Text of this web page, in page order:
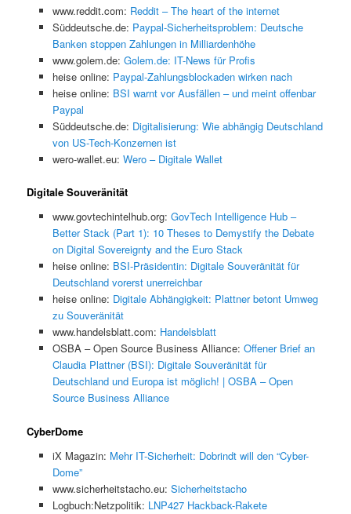
www.reddit.com: Reddit – The heart of the internet
Süddeutsche.de: Paypal-Sicherheitsproblem: Deutsche
Banken stoppen Zahlungen in Milliardenhöhe
www.golem.de: Golem.de: IT-News für Profis
heise online: Paypal-Zahlungsblockaden wirken nach
heise online: BSI warnt vor Ausfällen – und meint offenbar
Paypal
Süddeutsche.de: Digitalisierung: Wie abhängig Deutschland
von US-Tech-Konzernen ist
wero-wallet.eu: Wero – Digitale Wallet
Digitale Souveränität
www.govtechintelhub.org: GovTech Intelligence Hub –
Better Stack (Part 1): 10 Theses to Demystify the Debate
on Digital Sovereignty and the Euro Stack
heise online: BSI-Präsidentin: Digitale Souveränität für
Deutschland vorerst unerreichbar
heise online: Digitale Abhängigkeit: Plattner betont Umweg
zu Souveränität
www.handelsblatt.com: Handelsblatt
OSBA – Open Source Business Alliance: Offener Brief an
Claudia Plattner (BSI): Digitale Souveränität für
Deutschland und Europa ist möglich! | OSBA – Open
Source Business Alliance
CyberDome
iX Magazin: Mehr IT-Sicherheit: Dobrindt will den “Cyber-
Dome”
www.sicherheitstacho.eu: Sicherheitstacho
Logbuch:Netzpolitik: LNP427 Hackback-Rakete